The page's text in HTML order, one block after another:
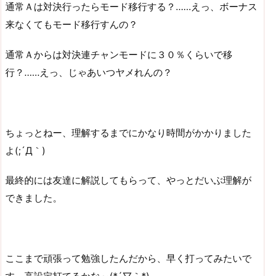
通常Ａは対決行ったらモード移行する？……えっ、ボーナス
来なくてもモード移行すんの？
通常Ａからは対決連チャンモードに３０％くらいで移
行？……えっ、じゃあいつヤメれんの？
ちょっとねー、理解するまでにかなり時間がかかりました
よ(;´Д｀)
最終的には友達に解説してもらって、やっとだいぶ理解が
できました。
ここまで頑張って勉強したんだから、早く打ってみたいで